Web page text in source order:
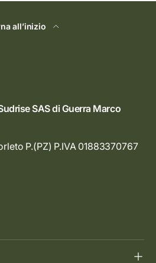
all’inizio
SAS di Guerra Marco
P.(PZ) P.IVA 01883370767